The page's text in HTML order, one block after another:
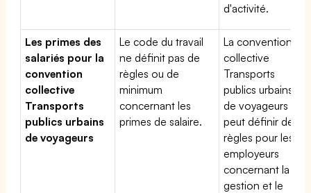
d'activité.
Les primes des
salariés pour la
convention
collective
Transports
publics urbains
de voyageurs
Le code du travail
ne définit pas de
règles ou de
minimum
concernant les
primes de salaire.
La convention
collective
Transports
publics urbains
de voyageurs
peut définir des
règles pour les
employeurs
concernant la
gestion et le